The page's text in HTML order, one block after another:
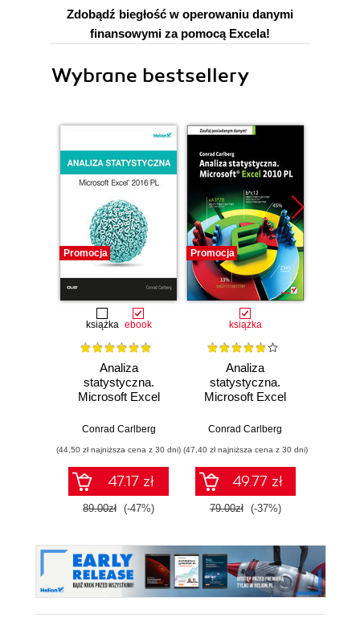
Zdobądź biegłość w operowaniu danymi
finansowymi za pomocą Excela!
Wybrane bestsellery
Promocja
książka ebook
Analiza
statystyczna.
Microsoft Excel
Conrad Carlberg
(44,50 zł najniższa cena z 30 dni)
47.17 zł
89.00zł (-47%)
Promocja
książka
Analiza
statystyczna.
Microsoft Excel
Conrad Carlberg
(47,40 zł najniższa cena z 30 dni)
49.77 zł
79.00zł (-37%)